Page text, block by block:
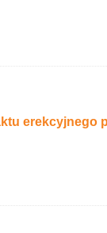
erekcyjnego